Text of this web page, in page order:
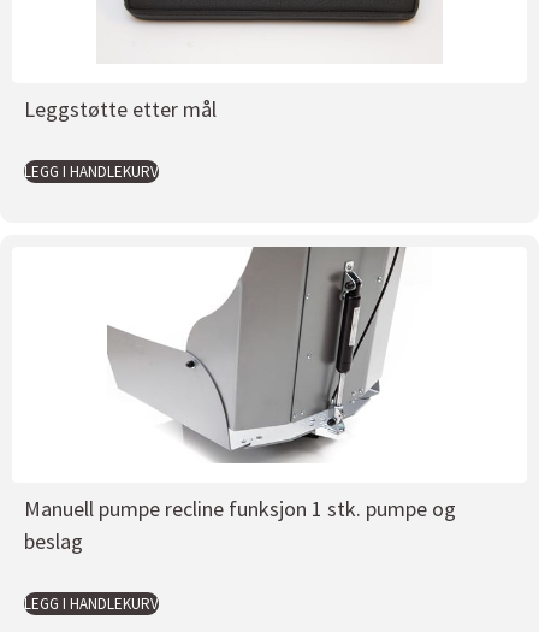
Leggstøtte etter mål
LEGG I HANDLEKURV
Manuell pumpe recline funksjon 1 stk. pumpe og
beslag
LEGG I HANDLEKURV